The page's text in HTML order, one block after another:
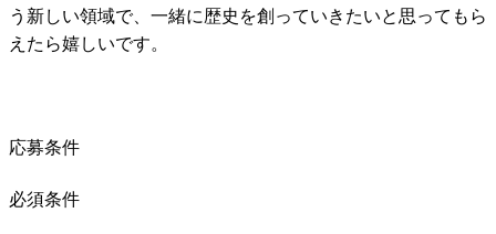
う新しい領域で、一緒に歴史を創っていきたいと思ってもら
応募条件
必須条件